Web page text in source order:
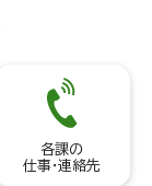
各課の
仕事・連絡先